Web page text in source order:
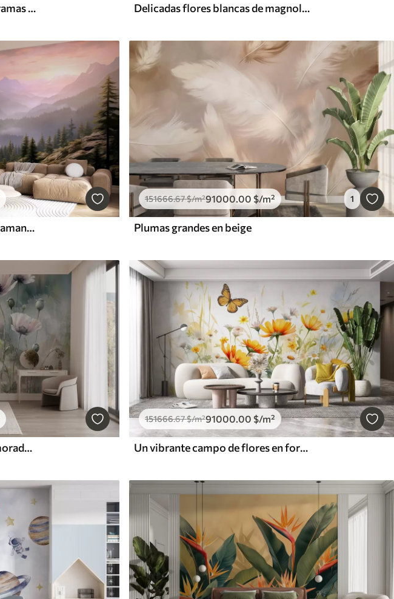
Abstracto flores brillantes y ramas con salpicaduras de pintura acuarela húmeda Delicadas flores blancas de magnolia con suaves pétalos azules sobre un fondo claro acuarela imitación minimalismo
Sereno paisaje de montaña al amanecer con suave niebla sobre el fondo de un bosque
151666.67$/m²91000.00 $/m² 1
Plumas grandes en beige
Delicadas amapolas rosas y moradas con tallos y capullos verdes sobre un fondo de textura suave y difuminada
151666.67$/m²91000.00 $/m²
Un vibrante campo de flores en forma de acuarela con flores naranjas y amarillas y una mariposa sobre las flores